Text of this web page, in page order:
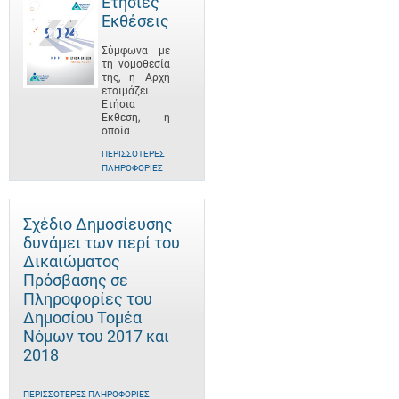
Εκθέσεις
Σύμφωνα με
τη νομοθεσία
της, η Αρχή
ετοιμάζει
Ετήσια
Έκθεση, η
οποία
ΠΕΡΙΣΣΌΤΕΡΕΣ
ΠΛΗΡΟΦΟΡΊΕΣ
Σχέδιο Δημοσίευσης
δυνάμει των περί του
Δικαιώματος
Πρόσβασης σε
Πληροφορίες του
Δημοσίου Τομέα
Νόμων του 2017 και
2018
ΠΕΡΙΣΣΌΤΕΡΕΣ ΠΛΗΡΟΦΟΡΊΕΣ